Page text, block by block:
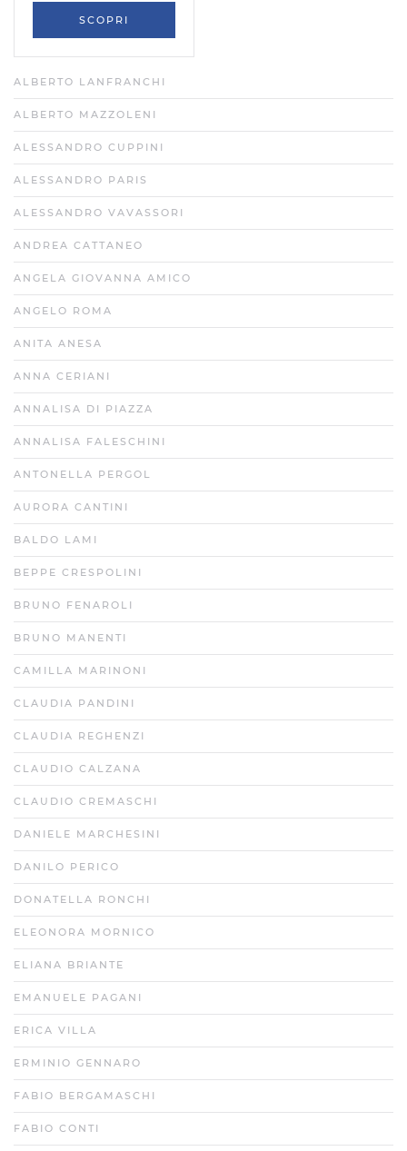
SCOPRI
ALBERTO LANFRANCHI
ALBERTO MAZZOLENI
ALESSANDRO CUPPINI
ALESSANDRO PARIS
ALESSANDRO VAVASSORI
ANDREA CATTANEO
ANGELA GIOVANNA AMICO
ANGELO ROMA
ANITA ANESA
ANNA CERIANI
ANNALISA DI PIAZZA
ANNALISA FALESCHINI
ANTONELLA PERGOL
AURORA CANTINI
BALDO LAMI
BEPPE CRESPOLINI
BRUNO FENAROLI
BRUNO MANENTI
CAMILLA MARINONI
CLAUDIA PANDINI
CLAUDIA REGHENZI
CLAUDIO CALZANA
CLAUDIO CREMASCHI
DANIELE MARCHESINI
DANILO PERICO
DONATELLA RONCHI
ELEONORA MORNICO
ELIANA BRIANTE
EMANUELE PAGANI
ERICA VILLA
ERMINIO GENNARO
FABIO BERGAMASCHI
FABIO CONTI